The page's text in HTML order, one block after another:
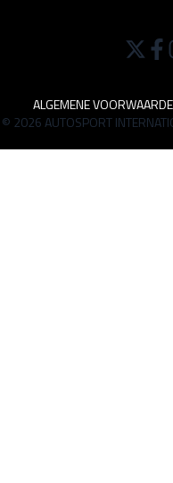
ALGEMENE
© 2026 AUTOSPORT